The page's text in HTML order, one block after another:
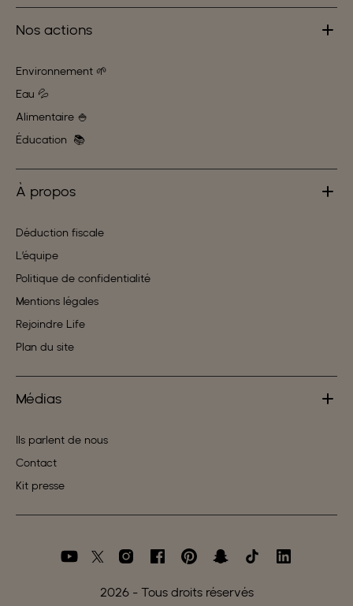
Nos actions
Environnement 🌱
Eau 💦
Alimentaire 🍚
Éducation 📚
À propos
Déduction fiscale
L’équipe
Politique de confidentialité
Mentions légales
Rejoindre Life
Plan du site
Médias
Ils parlent de nous
Contact
Kit presse
2026- Tous droits réservés